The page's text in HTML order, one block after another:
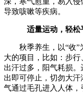
导致咳嗽等疾病。
适量运动，轻松
秋季养生，以“收
大的项目，比如：步
出汗过多，阳气耗损
出即可停止，切勿大
气通过毛孔进入人体